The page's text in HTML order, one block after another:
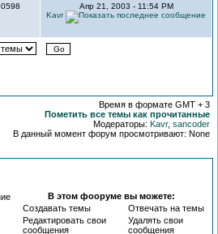
Апр 21, 2003 - 11:54 PM
Kavr
Время в формате GMT + 3
Пометить все темы как прочитанные
Модераторы: Kavr, sancoder
В данный момент форум просмотривают: None
В этом фооруме вы можете:
Создавать темы
Отвечать на темы
Редактировать свои
сообщения
Удалять свои
сообщения